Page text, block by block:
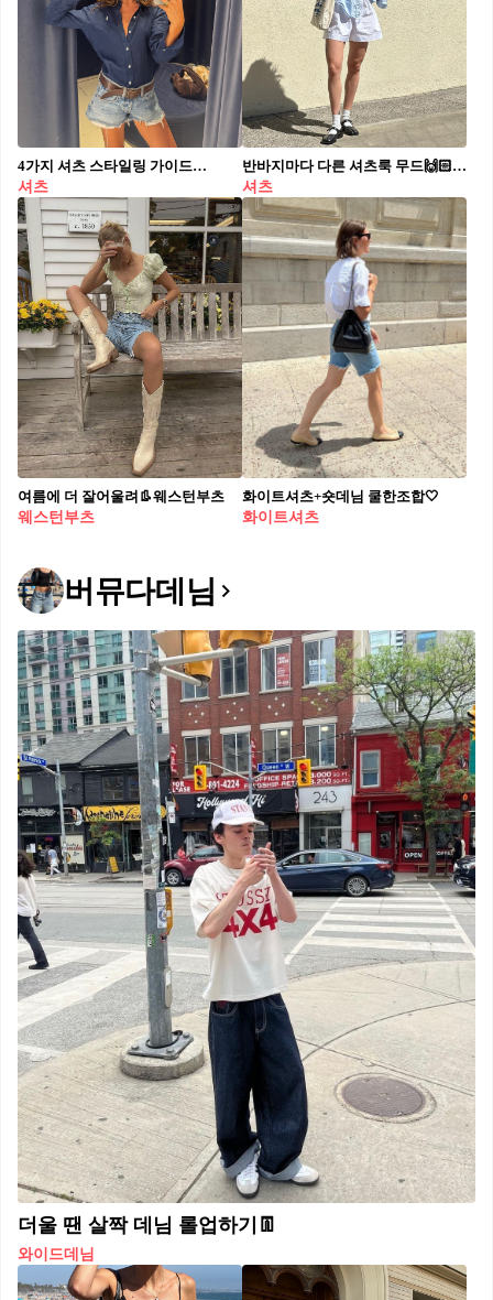
4가지 셔츠 스타일링 가이드👩🏻‍🏫 기본부터 포인트까지, 셔츠 하나로 완성하는 계절의 무드✨👔 가을의 첫 시작, 당신에게 필요한 4가지 긴팔 셔츠입니다. 1. 랄프로렌 클래식핏 코튼 옥스포드 셔츠, 23만 원대 가장 기본적이지만 가장 세련된 선택입니다. 네이비 같은 기본 컬러 셔츠는 데님 쇼츠, 화이트 팬츠 등 어떤 아이템과도 완벽하게 어울립니다. 군더더기 없는 핏과 탄탄한 코튼 소재로 시즌마다 사랑받는 스테디셀러입니다. 2. 에버레인 보이프렌드 스트라이프 셔츠, 17만 원대 간결한 세로 스트라이프 셔츠는 그 자체로 시크한 느낌을 줍니다. 스트라이프 컬러와 동일한 톤의 하의를 매치하면 깔끔한 느낌을 연출할 수 있습니다. 특히 화이트 팬츠와 함께하면 군더더기 없는 미니멀룩이 완성됩니다. 3. 지나 트리코 스모크 체크 셔츠, 6만 원대 발랄한 무드를 더하고 싶다면 체크 셔츠만큼 좋은 아이템은 없습니다. 스모크 디테일로 완성된 블라우스 같은 실루엣이 여성스러운 매력을 더합니다. 버뮤다 팬츠와 웨스턴 부츠로 매치하면 캐주얼하면서도 세련된 무드가 완성됩니다. 4. 밤바스윔 타이탄 셔츠, 30만 원대 오버사이즈 셔츠는 블라우스처럼 허리선에 벨트를 착용해 여성스럽게 연출하거나 원피스처럼 단독으로 입으면 색다른 분위기를 줄 수 있습니다. 링 벨트가 더해진 디자인은 고급스러운 분위기를 선사합니다.
셔츠
반바지마다 다른 셔츠룩 무드🙌🏻 같은 셔츠를 반바지 별로 다양하게 즐기는 여름 스타일링💡@저장 1. 셔츠에 밴딩 팬츠 매치한 원마일웨어 2. 셔츠에 화이트 숏데님 매치한 여름 데일리 룩 3. 셔츠에 하프 슬랙스 매치한 출근 룩 4. 셔츠에 블루머즈 매치한 휴양지 룩 5. 셔츠에 버뮤다 데님 매치한 주말 나들이 룩
셔츠
여름에 더 잘어울려👢웨스턴부츠
웨스턴부츠
화이트셔츠+숏데님 쿨한조합🤍
화이트셔츠
버뮤다데님
더울 땐 살짝 데님 롤업하기👖
와이드데님